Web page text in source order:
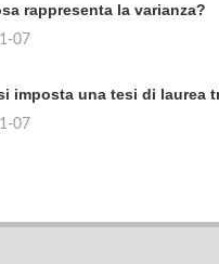
rappresenta la varianza?
07
imposta una tesi di laurea
07